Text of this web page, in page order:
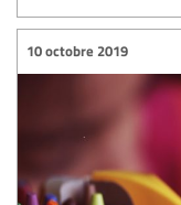
10 octobre 2019